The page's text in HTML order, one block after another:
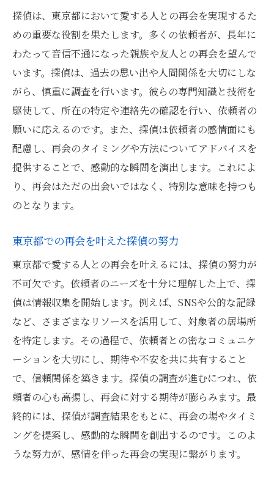
探偵は、東京都において愛する人との再会を実現するた
めの重要な役割を果たします。多くの依頼者が、長年に
わたって音信不通になった親族や友人との再会を望んで
います。探偵は、過去の思い出や人間関係を大切にしな
がら、慎重に調査を行います。彼らの専門知識と技術を
駆使して、所在の特定や連絡先の確認を行い、依頼者の
願いに応えるのです。また、探偵は依頼者の感情面にも
配慮し、再会のタイミングや方法についてアドバイスを
提供することで、感動的な瞬間を演出します。これによ
り、再会はただの出会いではなく、特別な意味を持つも
のとなります。
東京都での再会を叶えた探偵の努力
東京都で愛する人との再会を叶えるには、探偵の努力が
不可欠です。依頼者のニーズを十分に理解した上で、探
偵は情報収集を開始します。例えば、SNSや公的な記録
など、さまざまなリソースを活用して、対象者の居場所
を特定します。その過程で、依頼者との密なコミュニケ
ーションを大切にし、期待や不安を共に共有すること
で、信頼関係を築きます。探偵の調査が進むにつれ、依
頼者の心も高揚し、再会に対する期待が膨らみます。最
終的には、探偵が調査結果をもとに、再会の場やタイミ
ングを提案し、感動的な瞬間を創出するのです。このよ
うな努力が、感情を伴った再会の実現に繋がります。